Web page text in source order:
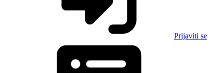
Prijaviti se